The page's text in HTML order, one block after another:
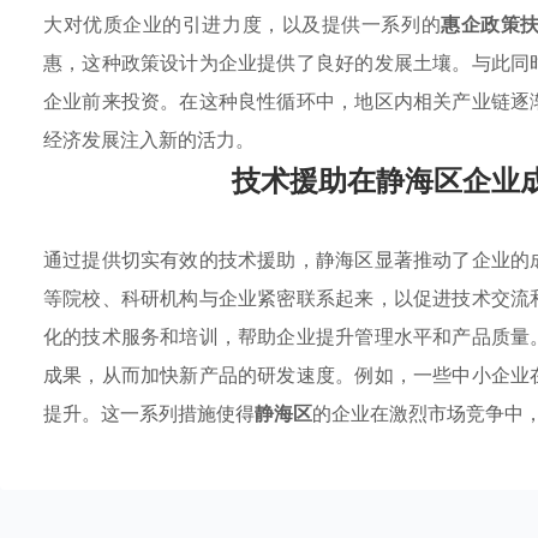
大对优质企业的引进力度，以及提供一系列的惠企政策
惠，这种政策设计为企业提供了良好的发展土壤。与此
企业前来投资。在这种良性循环中，地区内相关产业链
经济发展注入新的活力。
技术援助在静海区企业
通过提供切实有效的技术援助，静海区显著推动了企业
等院校、科研机构与企业紧密联系起来，以促进技术交
化的技术服务和培训，帮助企业提升管理水平和产品质
成果，从而加快新产品的研发速度。例如，一些中小企
提升。这一系列措施使得静海区的企业在激烈市场竞争中